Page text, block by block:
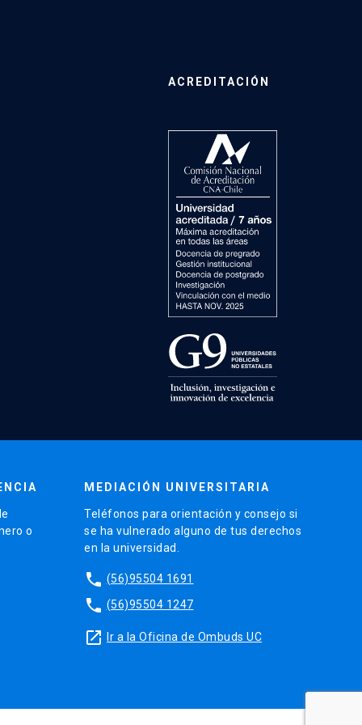
ACREDITACIÓN
o
MEDIACIÓN UNIVERSITARIA
Teléfonos para orientación y consejo si
se ha vulnerado alguno de tus derechos
en la universidad.
phone (56)95504 1691
phone (56)95504 1247
launch Ir a la Oficina de Ombuds UC